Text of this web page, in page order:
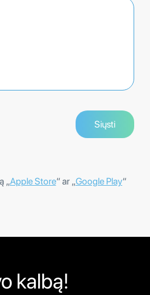
„Apple Store“ ar „Google Play“
kalbą!